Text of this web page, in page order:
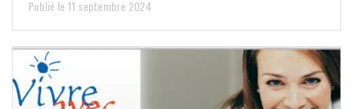
Publié le 11 septembre 2024